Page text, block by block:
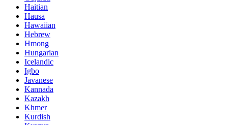
Haitian
Hausa
Hawaiian
Hebrew
Hmong
Hungarian
Icelandic
Igbo
Javanese
Kannada
Kazakh
Khmer
Kurdish